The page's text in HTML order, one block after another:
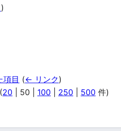
)
項目 (← リンク)
20 50 100 250 500 件)